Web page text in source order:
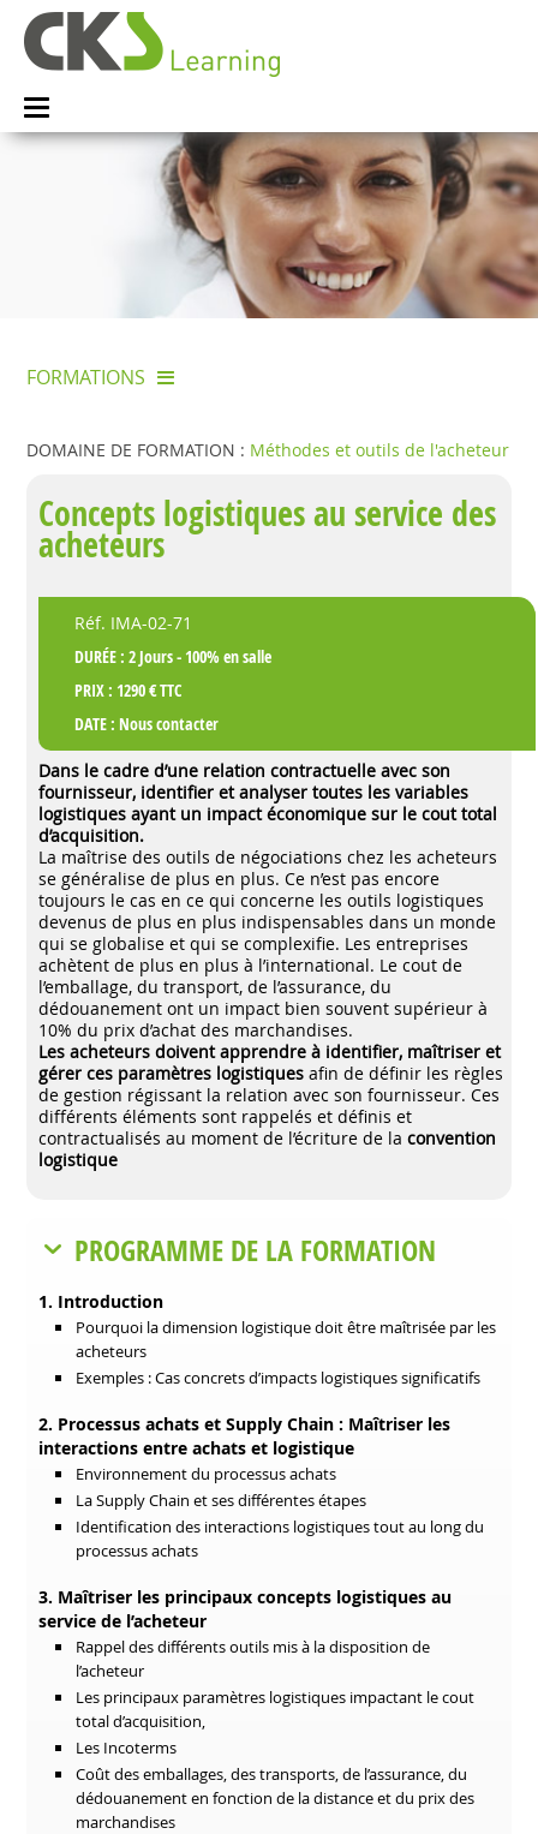
FORMATIONS
DOMAINE DE FORMATION : Méthodes et outils de l'acheteur
Concepts logistiques au service des
acheteurs
Réf. IMA-02-71
DURÉE : 2 Jours - 100% en salle
PRIX : 1290 € TTC
DATE :Nous contacter
Dans le cadre d’une relation contractuelle avec son
fournisseur, identifier et analyser toutes les variables
logistiques ayant un impact économique sur le cout total
d’acquisition.
La maîtrise des outils de négociations chez les acheteurs
se généralise de plus en plus. Ce n’est pas encore
toujours le cas en ce qui concerne les outils logistiques
devenus de plus en plus indispensables dans un monde
qui se globalise et qui se complexifie. Les entreprises
achètent de plus en plus à l’international. Le cout de
l’emballage, du transport, de l’assurance, du
dédouanement ont un impact bien souvent supérieur à
10% du prix d’achat des marchandises.
Les acheteurs doivent apprendre à identifier, maîtriser et
gérer ces paramètres logistiquesafin de définir les règles
de gestion régissant la relation avec son fournisseur. Ces
différents éléments sont rappelés et définis et
contractualisés au moment de l’écriture de laconvention
logistique
PROGRAMME DE LA FORMATION
1. Introduction
Pourquoi la dimension logistique doit être maîtrisée par les
acheteurs
Exemples : Cas concrets d’impacts logistiques significatifs
2. Processus achats et Supply Chain : Maîtriser les
interactions entre achats et logistique
Environnement du processus achats
La Supply Chain et ses différentes étapes
Identification des interactions logistiques tout au long du
processus achats
3. Maîtriser les principaux concepts logistiques au
service de l’acheteur
Rappel des différents outils mis à la disposition de
l’acheteur
Les principaux paramètres logistiques impactant le cout
total d’acquisition,
Les Incoterms
Coût des emballages, des transports, de l’assurance, du
dédouanement en fonction de la distance et du prix des
marchandises